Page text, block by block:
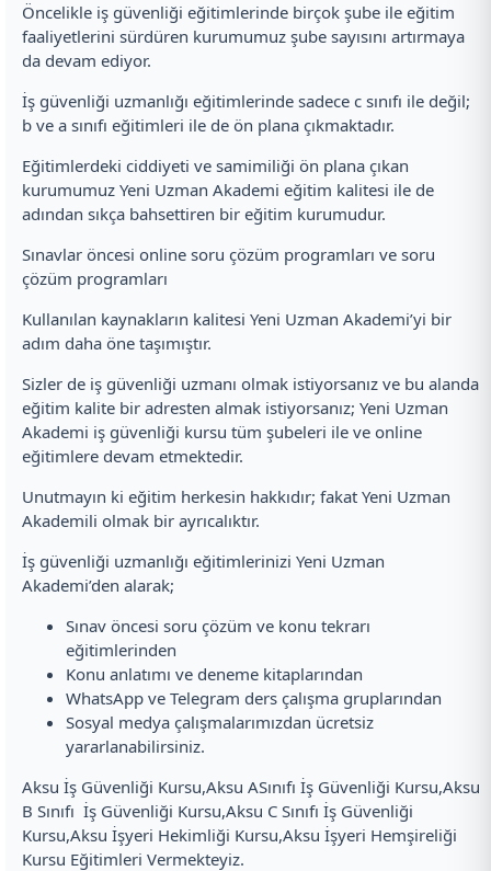
Öncelikle iş güvenliği eğitimlerinde birçok şube ile eğitim
faaliyetlerini sürdüren kurumumuz şube sayısını artırmaya
da devam ediyor.
İş güvenliği uzmanlığı eğitimlerinde sadece c sınıfı ile değil;
b ve a sınıfı eğitimleri ile de ön plana çıkmaktadır.
Eğitimlerdeki ciddiyeti ve samimiliği ön plana çıkan
kurumumuz Yeni Uzman Akademi eğitim kalitesi ile de
adından sıkça bahsettiren bir eğitim kurumudur.
Sınavlar öncesi online soru çözüm programları ve soru
çözüm programları
Kullanılan kaynakların kalitesi Yeni Uzman Akademi’yi bir
adım daha öne taşımıştır.
Sizler de iş güvenliği uzmanı olmak istiyorsanız ve bu alanda
eğitim kalite bir adresten almak istiyorsanız; Yeni Uzman
Akademi iş güvenliği kursu tüm şubeleri ile ve online
eğitimlere devam etmektedir.
Unutmayın ki eğitim herkesin hakkıdır; fakat Yeni Uzman
Akademili olmak bir ayrıcalıktır.
İş güvenliği uzmanlığı eğitimlerinizi Yeni Uzman
Akademi’den alarak;
Sınav öncesi soru çözüm ve konu tekrarı
eğitimlerinden
Konu anlatımı ve deneme kitaplarından
WhatsApp ve Telegram ders çalışma gruplarından
Sosyal medya çalışmalarımızdan ücretsiz
yararlanabilirsiniz.
Aksu İş Güvenliği Kursu,Aksu ASınıfı İş Güvenliği Kursu,Aksu
B Sınıfı İş Güvenliği Kursu,Aksu C Sınıfı İş Güvenliği
Kursu,Aksu İşyeri Hekimliği Kursu,Aksu İşyeri Hemşireliği
Kursu Eğitimleri Vermekteyiz.